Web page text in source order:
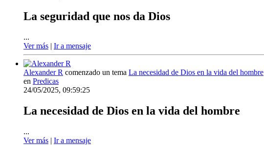
La seguridad que nos da Dios
...
Ver más | Ir a mensaje
Alexander R comenzado un tema La necesidad de Dios en la vida del hombre
en Predicas
24/05/2025, 09:59:25
La necesidad de Dios en la vida del hombre
...
Ver más | Ir a mensaje